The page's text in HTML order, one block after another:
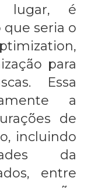
lugar, é
seria o
para
Essa
a
de
incluindo
da
entre